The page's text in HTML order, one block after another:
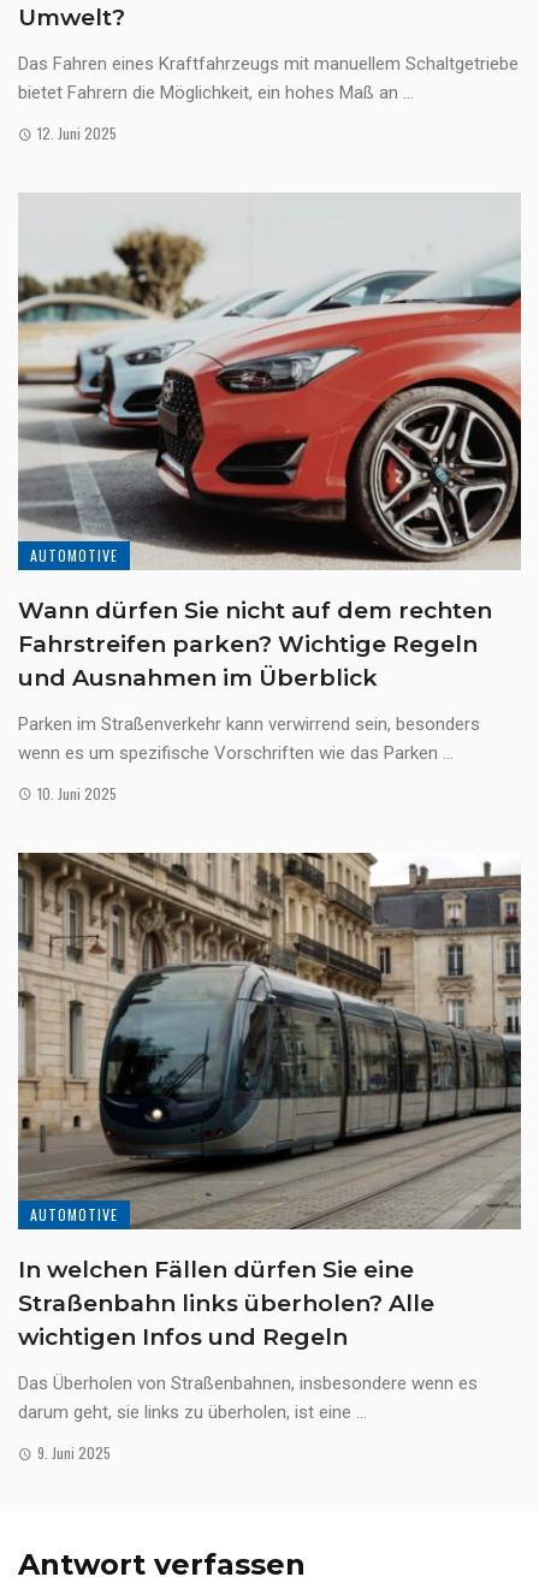
Umwelt?
Das Fahren eines Kraftfahrzeugs mit manuellem Schaltgetriebe
bietet Fahrern die Möglichkeit, ein hohes Maß an ...
12. Juni 2025
AUTOMOTIVE
Wann dürfen Sie nicht auf dem rechten
Fahrstreifen parken? Wichtige Regeln
und Ausnahmen im Überblick
Parken im Straßenverkehr kann verwirrend sein, besonders
wenn es um spezifische Vorschriften wie das Parken ...
10. Juni 2025
AUTOMOTIVE
In welchen Fällen dürfen Sie eine
Straßenbahn links überholen? Alle
wichtigen Infos und Regeln
Das Überholen von Straßenbahnen, insbesondere wenn es
darum geht, sie links zu überholen, ist eine ...
9. Juni 2025
Antwort verfassen